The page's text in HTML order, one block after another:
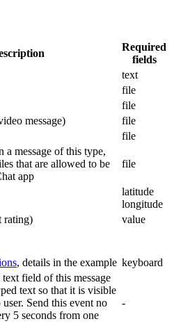
Required
fields
text
file
file
message)
file
file
a message of this type,
that are allowed to be
app
file
latitude
longitude
rating)
value
, details in the example keyboard
text field of this message
text so that it is visible
Send this event no
5 seconds from one
-